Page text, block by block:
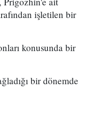
işletilen bir
konusunda bir
bir dönemde